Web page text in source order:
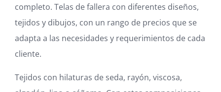
Blog
Carrito
Mi cuenta
completo. Telas de fallera con diferentes diseños,
tejidos y dibujos, con un rango de precios que se
adapta a las necesidades y requerimientos de cada
cliente.
Tejidos con hilaturas de seda, rayón, viscosa,